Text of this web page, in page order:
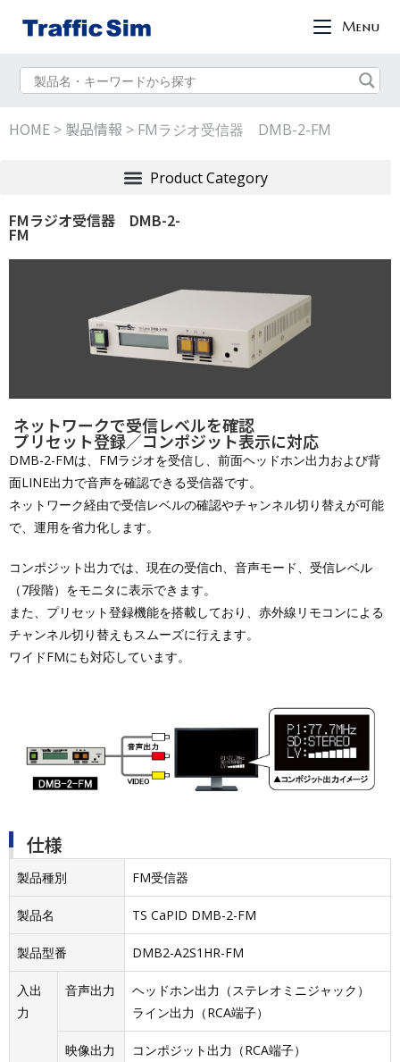
Menu
HOME > 製品情報 > FMラジオ受信器 DMB-2-FM
FMラジオ受信器 DMB-2-
FM
ネットワークで受信レベルを確認
プリセット登録／コンポジット表示に対応
DMB-2-FMは、FMラジオを受信し、前面ヘッドホン出力および背
面LINE出力で音声を確認できる受信器です。
ネットワーク経由で受信レベルの確認やチャンネル切り替えが可能
で、運用を省力化します。
コンポジット出力では、現在の受信ch、音声モード、受信レベル
（7段階）をモニタに表示できます。
また、プリセット登録機能を搭載しており、赤外線リモコンによる
チャンネル切り替えもスムーズに行えます。
ワイドFMにも対応しています。
仕様
製品種別 FM受信器
製品名 TS CaPID DMB-2-FM
製品型番 DMB2-A2S1HR-FM
入出
力
音声出力
ヘッドホン出力（ステレオミニジャック）
ライン出力（RCA端子）
映像出力 コンポジット出力（RCA端子）